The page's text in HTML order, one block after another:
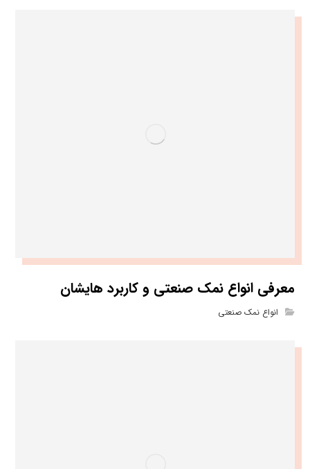
معرفی انواع نمک صنعتی و کاربرد هایشان
انواع نمک صنعتی